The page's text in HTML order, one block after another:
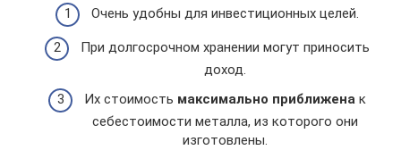
Очень удобны для инвестиционных целей.
При долгосрочном хранении могут приносить
доход.
Их стоимость максимально приближена к
себестоимости металла, из которого они
изготовлены.